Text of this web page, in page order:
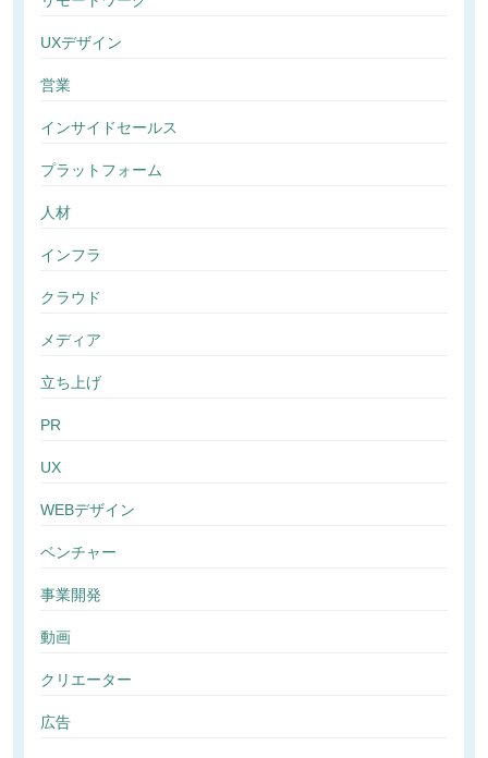
UXデザイン
営業
インサイドセールス
プラットフォーム
人材
インフラ
クラウド
メディア
立ち上げ
PR
UX
WEBデザイン
ベンチャー
事業開発
動画
クリエーター
広告